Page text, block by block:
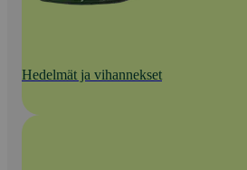
Hedelmät ja vihannekset